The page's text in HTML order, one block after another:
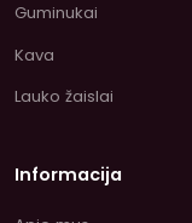
Guminukai
Kava
Lauko žaislai
Informacija